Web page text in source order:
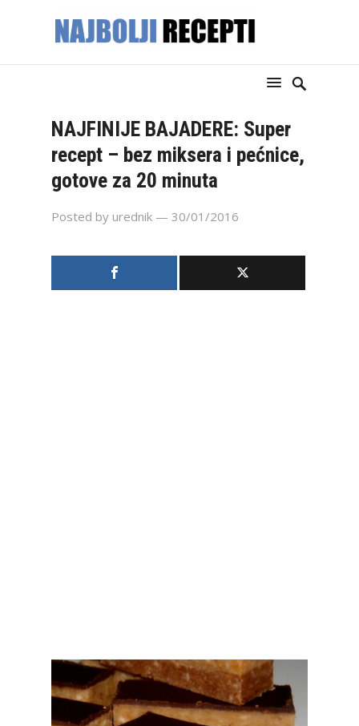
NAJFINIJE BAJADERE: Super
recept – bez miksera i pećnice,
gotove za 20 minuta
Posted by urednik — 30/01/2016